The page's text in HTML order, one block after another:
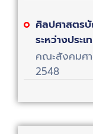
ศิลปศาสตร
ระหว่างประเ
คณะสังคมศ
2548